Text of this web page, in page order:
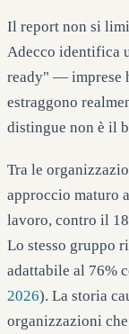
Il report non si
Adecco identifica
ready" — imprese
estraggono
distingue non è il
Tra le
approccio maturo
lavoro, contro il
Lo stesso gruppo
adattabile al 76%
2026). La storia
organizzazioni